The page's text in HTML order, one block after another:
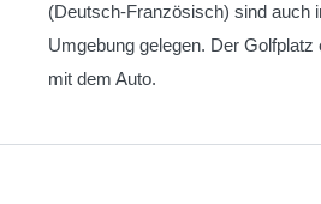
(Deutsch-Französisch) sind auch
Umgebung gelegen. Der
mit dem Auto.